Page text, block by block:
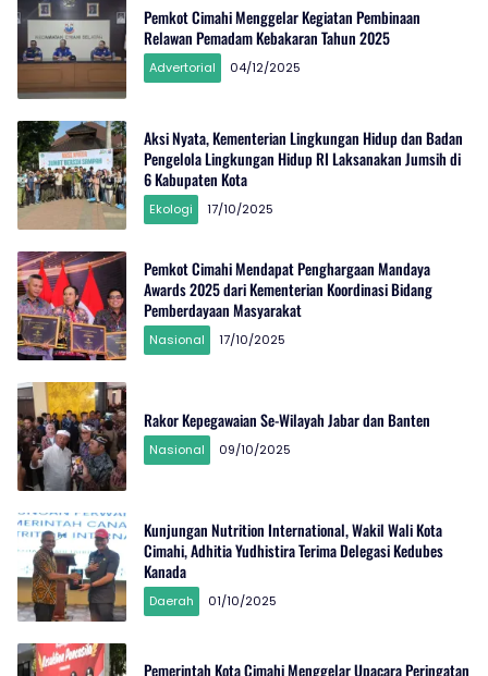
Pemkot Cimahi Menggelar Kegiatan Pembinaan
Relawan Pemadam Kebakaran Tahun 2025
Advertorial 04/12/2025
Aksi Nyata, Kementerian Lingkungan Hidup dan Badan
Pengelola Lingkungan Hidup RI Laksanakan Jumsih di
6 Kabupaten Kota
Ekologi 17/10/2025
Pemkot Cimahi Mendapat Penghargaan Mandaya
Awards 2025 dari Kementerian Koordinasi Bidang
Pemberdayaan Masyarakat
Nasional 17/10/2025
Rakor Kepegawaian Se-Wilayah Jabar dan Banten
Nasional 09/10/2025
Kunjungan Nutrition International, Wakil Wali Kota
Cimahi, Adhitia Yudhistira Terima Delegasi Kedubes
Kanada
Daerah 01/10/2025
Pemerintah Kota Cimahi Menggelar Upacara Peringatan